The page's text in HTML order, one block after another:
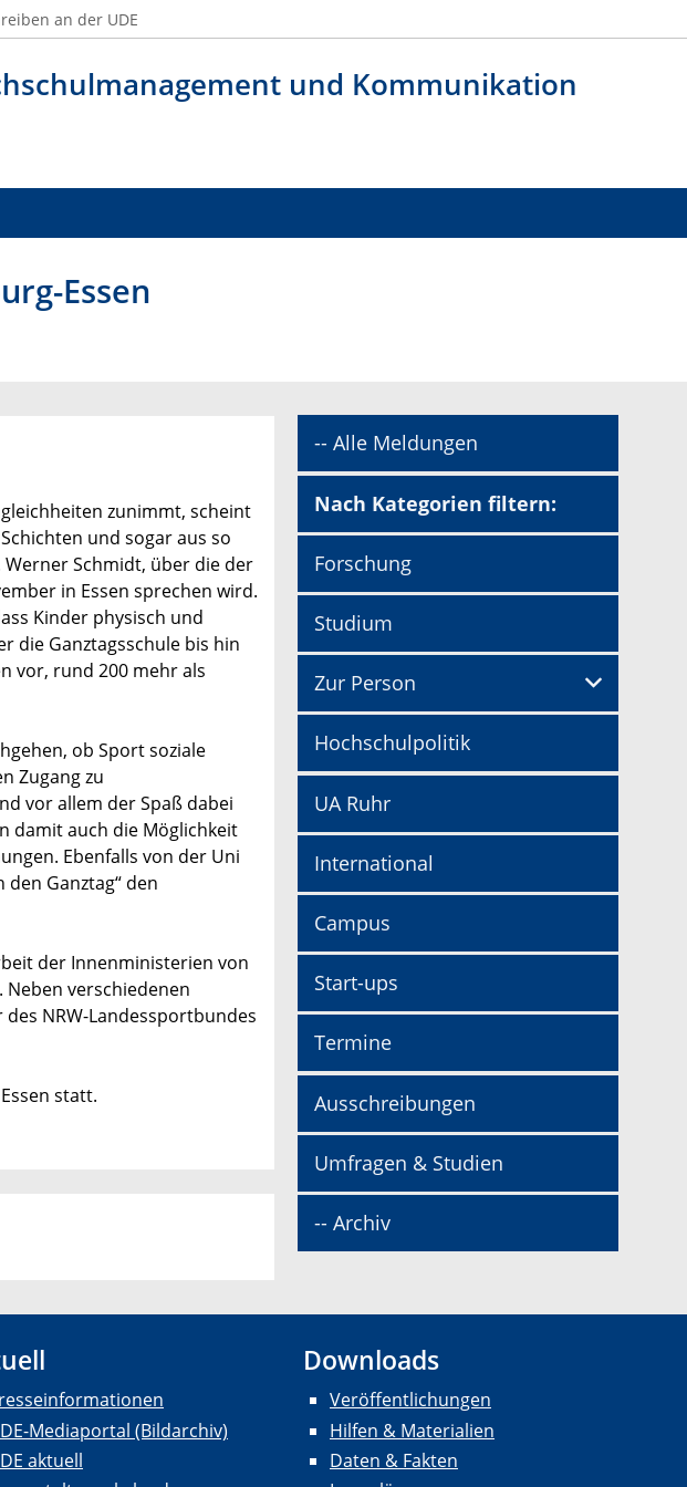
und Kommunikation
an der UDE
Essen
zunimmt, scheint
und sogar aus so
Werner Schmidt, über die der
in Essen sprechen wird.
Kinder physisch und
die Ganztagsschule bis hin
vor, rund 200 mehr als
ob Sport soziale
Zugang zu
vor allem der Spaß dabei
damit auch die Möglichkeit
Ebenfalls von der Uni
Ganztag“ den
der Innenministerien von
verschiedenen
NRW-Landessportbundes
statt.
-- Alle Meldungen
Nach Kategorien filtern:
Forschung
Studium
Zur Person
Hochschulpolitik
UA Ruhr
International
Campus
Start-ups
Termine
Ausschreibungen
Umfragen & Studien
-- Archiv
Mediaportal (Bildarchiv)
aktuell
Downloads
Veröffentlichungen
Hilfen & Materialien
Daten & Fakten